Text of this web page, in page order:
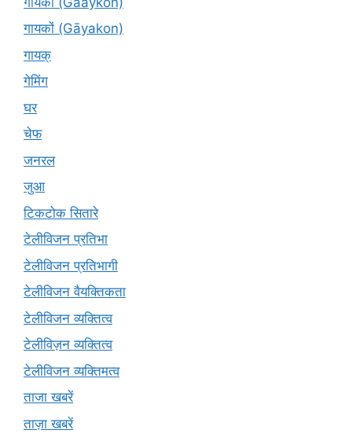
गायकों (Gāyakon)
गायक्
गेमिंग
घर
चेफ
जनरल
जुआ
टिकटोक सितारे
टेलीविजन प्रतिभा
टेलीविजन प्रतिभागी
टेलीविजन वैयक्तिकता
टेलीविजन व्यक्तित्व
टेलीविज़न व्यक्तित्व
टेलीविजन व्यक्तिमत्व
ताजा खबरें
ताज़ा खबरें